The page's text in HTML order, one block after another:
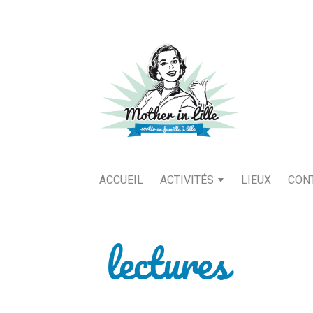
ACCUEIL ACTIVITÉS LIEUX
lectures